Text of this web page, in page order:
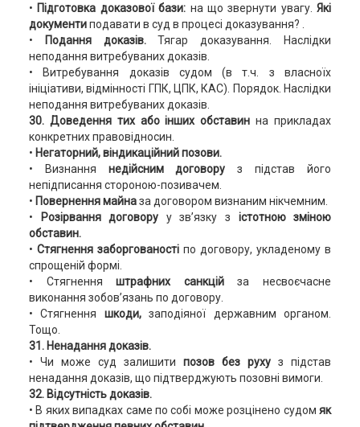
• Підготовка доказової бази: на що звернути увагу.Які
документиподавати в суд в процесі доказування? .
•
Подання доказів.Тягар доказування. Наслідки
неподання витребуваних доказів.
• Витребування доказів судом (в т.ч. з власноїх
ініціативи, відмінності ГПК, ЦПК, КАС). Порядок. Наслідки
неподання витребуваних доказів.
30. Доведення тих або інших обставинна прикладах
конкретних правовідносин.
• Негаторний, віндикаційний позови.
• Визнання недійсним договору з підстав його
непідписання стороною-позивачем.
• Повернення майназа договором визнаним нікчемним.
•
Розірвання договору у зв’язку з істотною зміною
обставин.
• Стягнення заборгованостіпо договору, укладеному в
спрощеній формі.
• Стягненняштрафних санкційза несвоєчасне
виконання зобов’язань по договору.
• Стягнення шкоди,заподіяної державним органом.
Тощо.
31. Ненадання доказів.
• Чи може суд залишити позов без рухуз підстав
ненадання доказів, що підтверджують позовні вимоги.
32. Відсутність доказів.
• В яких випадках саме по собі може розцінено судом як